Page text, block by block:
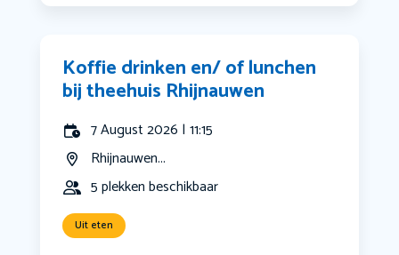
Koffie drinken en/ of lunchen
bij theehuis Rhijnauwen
7 August 2026 | 11:15
Rhijnauwen...
5 plekken beschikbaar
Uit eten